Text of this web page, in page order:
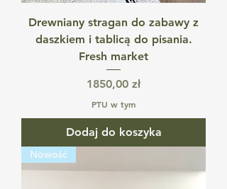
Drewniany stragan do zabawy z
daszkiem i tablicą do pisania.
Fresh market
Cena
1850,00 zł
PTU w tym
Dodaj do koszyka
Nowość